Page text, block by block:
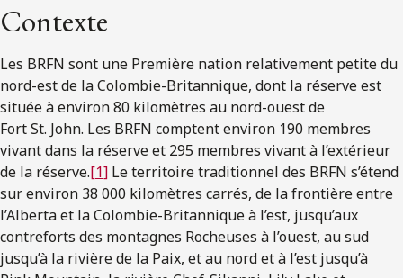
Contexte
Les BRFN sont une Première nation relativement petite du
nord-est de la Colombie-Britannique, dont la réserve est
située à environ 80 kilomètres au nord-ouest de
Fort St. John. Les BRFN comptent environ 190 membres
vivant dans la réserve et 295 membres vivant à l’extérieur
de la réserve.[1] Le territoire traditionnel des BRFN s’étend
sur environ 38 000 kilomètres carrés, de la frontière entre
l’Alberta et la Colombie-Britannique à l’est, jusqu’aux
contreforts des montagnes Rocheuses à l’ouest, au sud
jusqu’à la rivière de la Paix, et au nord et à l’est jusqu’à